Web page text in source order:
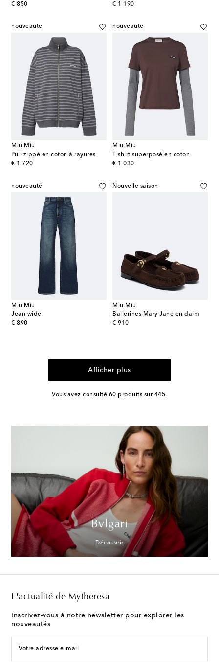
€ 850
original price
€ 1 190
original price
nouveauté
Miu Miu
Pull zippé en coton à rayures
€ 1 720
original price
nouveauté
Miu Miu
T-shirt superposé en coton
€ 1 030
original price
nouveauté
Miu Miu
Jean wide
€ 890
original price
Nouvelle saison
Miu Miu
Ballerines Mary Jane en daim
€ 910
original price
Afficher plus
Vous avez consulté 60 produits sur 445.
Bvlgari
Découvrir
L'actualité de Mytheresa
Inscrivez-vous à notre newsletter pour explorer les
nouveautés
Votre adresse e-mail